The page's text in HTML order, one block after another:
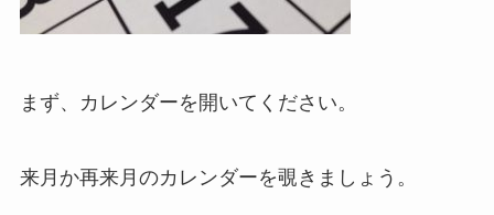
まず、カレンダーを開いてください。
来月か再来月のカレンダーを覗きましょう。